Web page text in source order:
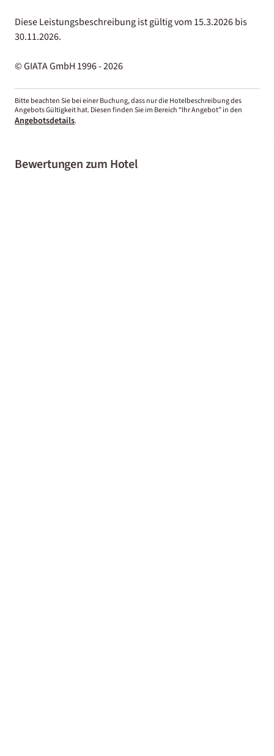
Diese Leistungsbeschreibung ist gültig vom 15.3.2026 bis
30.11.2026.
© GIATA GmbH 1996 - 2026
Bitte beachten Sie bei einer Buchung, dass nur die Hotelbeschreibung des
Angebots Gültigkeit hat. Diesen finden Sie im Bereich “Ihr Angebot” in den
Angebotsdetails.
Bewertungen zum Hotel